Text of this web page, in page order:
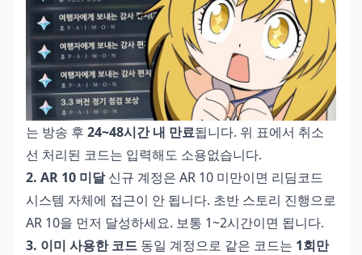
는 방송 후 24~48시간 내 만료됩니다. 위 표에서 취소
선 처리된 코드는 입력해도 소용없습니다.
2. AR 10 미달신규 계정은 AR 10 미만이면 리딤코드
시스템 자체에 접근이 안 됩니다. 초반 스토리 진행으로
AR 10을 먼저 달성하세요. 보통 1~2시간이면 됩니다.
3. 이미 사용한 코드 동일 계정으로 같은 코드는 1회만